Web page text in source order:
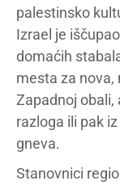
palestinsko
Izrael je
domaćih
mesta za nova,
Zapadnoj obali,
razloga ili pak
gneva.
Stanovnici